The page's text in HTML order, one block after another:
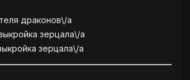
драконов\/a
зерцала\/a
зерцала\/a